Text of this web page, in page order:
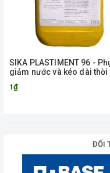
SIKA PLASTIMENT 96 -
giảm nước và kéo dài thời
1₫
ĐỐI